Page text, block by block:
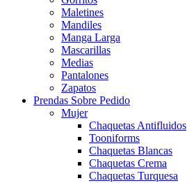
Maletines
Mandiles
Manga Larga
Mascarillas
Medias
Pantalones
Zapatos
Prendas Sobre Pedido
Mujer
Chaquetas Antifluidos
Tooniforms
Chaquetas Blancas
Chaquetas Crema
Chaquetas Turquesa